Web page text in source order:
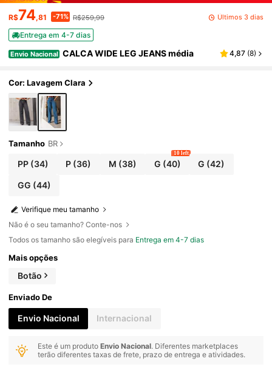
R$74,81 -71% R$259,99 Últimos 3 dias
Entrega em 4-7 dias
Envio Nacional CALCA WIDE LEG JEANS média 4,87 (8)
Cor: Lavagem Clara
Tamanho BR
PP(34) P (36) M (38) G (40)
10 left
G (42)
GG (44)
Verifique meu tamanho
Não é o seu tamanho? Conte-nos
Todos os tamanho são elegíveis para Entrega em 4-7 dias
Mais opções
Botão
Enviado De
Envio Nacional Internacional
Este é um produtoEnvio Nacional. Diferentes marketplaces
terão diferentes taxas de frete, prazo de entrega e atividades.